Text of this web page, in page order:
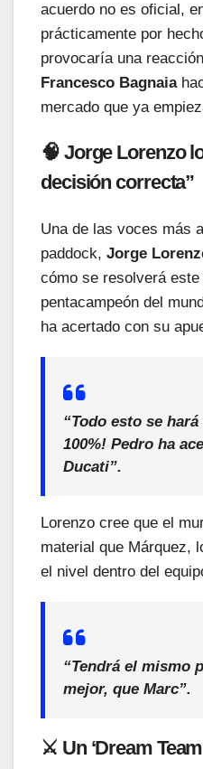
acuerdo no es oficial,
prácticamente por
provocaría una
Francesco Bagnaia
mercado que ya
🧠 Jorge Lorenzo
decisión correcta”
Una de las voces más
paddock, Jorge
cómo se resolverá este
pentacampeón del
ha acertado con su
“Todo esto se
100%! Pedro ha
Ducati”.
Lorenzo cree que el
material que Márquez,
el nivel dentro del
“Tendrá el mismo
mejor, que Marc”.
⚔️ Un ‘Dream